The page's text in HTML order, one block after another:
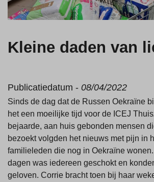
Kleine daden van
Publicatiedatum - 08/04/2022
Sinds de dag dat de Russen Oekraïne
het een moeilijke tijd voor de ICEJ
bejaarde, aan huis gebonden mensen
bezoekt volgden het nieuws met pijn in
familieleden die nog in Oekraïne
dagen was iedereen geschokt en
geloven. Corrie bracht toen bij haar